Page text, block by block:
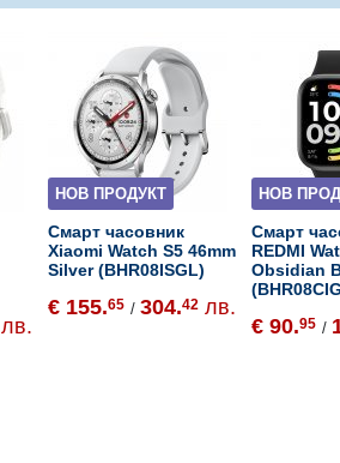
лв.
НОВ ПРОДУКТ
Смарт часовник
Xiaomi Watch S5 46mm
Silver (BHR08ISGL)
€ 155.65 /304.42 лв.
НОВ
Смарт
REDMI
Obsidian
€ 90.95 /